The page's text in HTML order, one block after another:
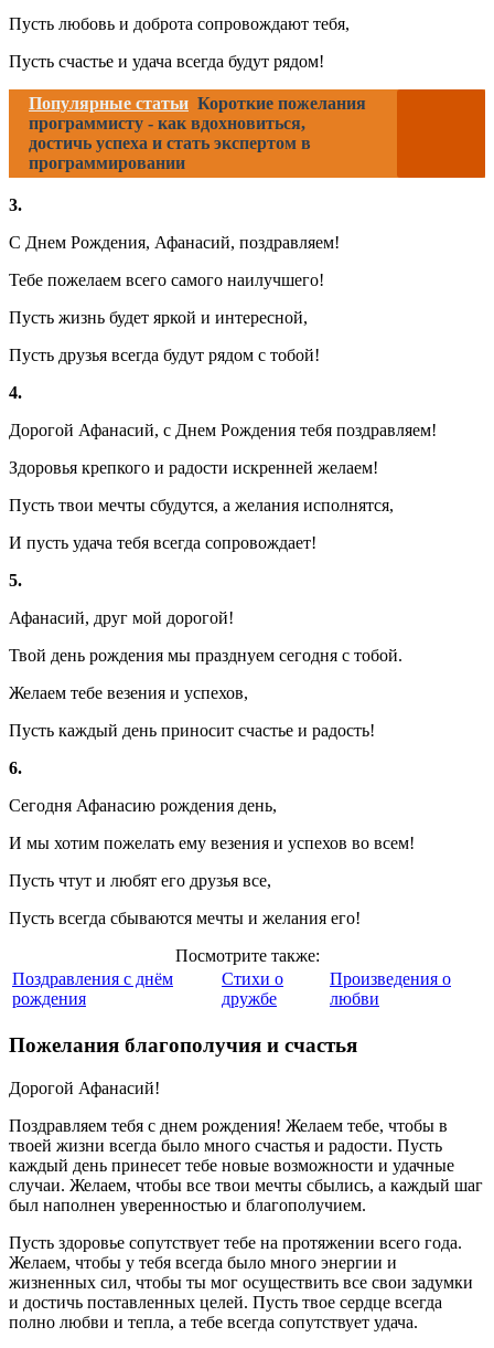
Пусть любовь и доброта сопровождают тебя,
Пусть счастье и удача всегда будут рядом!
Популярные статьи Короткие пожелания
программисту - как вдохновиться,
достичь успеха и стать экспертом в
программировании
3.
С Днем Рождения, Афанасий, поздравляем!
Тебе пожелаем всего самого наилучшего!
Пусть жизнь будет яркой и интересной,
Пусть друзья всегда будут рядом с тобой!
4.
Дорогой Афанасий, с Днем Рождения тебя поздравляем!
Здоровья крепкого и радости искренней желаем!
Пусть твои мечты сбудутся, а желания исполнятся,
И пусть удача тебя всегда сопровождает!
5.
Афанасий, друг мой дорогой!
Твой день рождения мы празднуем сегодня с тобой.
Желаем тебе везения и успехов,
Пусть каждый день приносит счастье и радость!
6.
Сегодня Афанасию рождения день,
И мы хотим пожелать ему везения и успехов во всем!
Пусть чтут и любят его друзья все,
Пусть всегда сбываются мечты и желания его!
Посмотрите также:
Поздравления с днём
рождения
Стихи о
дружбе
Произведения о
любви
Пожелания благополучия и счастья
Дорогой Афанасий!
Поздравляем тебя с днем рождения! Желаем тебе, чтобы в
твоей жизни всегда было много счастья и радости. Пусть
каждый день принесет тебе новые возможности и удачные
случаи. Желаем, чтобы все твои мечты сбылись, а каждый шаг
был наполнен уверенностью и благополучием.
Пусть здоровье сопутствует тебе на протяжении всего года.
Желаем, чтобы у тебя всегда было много энергии и
жизненных сил, чтобы ты мог осуществить все свои задумки
и достичь поставленных целей. Пусть твое сердце всегда
полно любви и тепла, а тебе всегда сопутствует удача.